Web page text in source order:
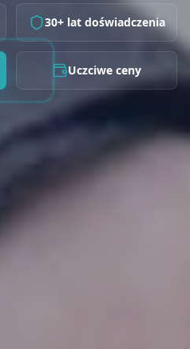
30+ lat doświadczenia
Uczciwe ceny